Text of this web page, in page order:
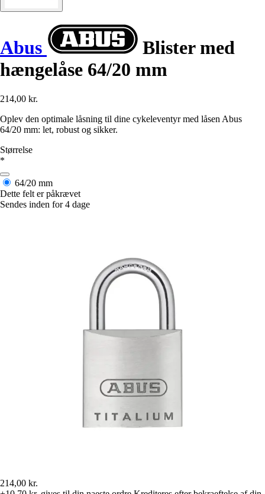
Abus
Blister med
hængelåse 64/20 mm
214,00 kr.
Oplev den optimale låsning til dine cykeleventyr med låsen Abus
64/20 mm: let, robust og sikker.
Størrelse
*
64/20 mm
Dette felt er påkrævet
Sendes inden for 4 dage
214,00 kr.